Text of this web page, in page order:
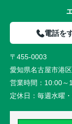
電話を
〒455-0003
愛知県名古屋市港
営業時間： 10:00～
定休日： 毎週水曜